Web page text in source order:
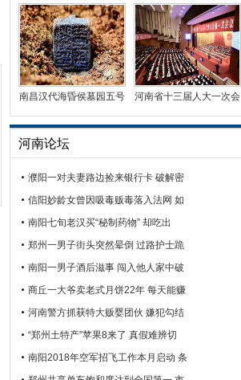
尽呈大漠“冬趣”
声临其境展专业能力
南昌汉代海昏侯墓园五号
河南省十三届人大一次会
河南论坛
濮阳一对夫妻路边捡来银行卡 破解密
信阳妙龄女曾因吸毒贩毒落入法网 如
南阳七旬老汉买“秘制药物” 却吃出
郑州一男子街头突然晕倒 过路护士跪
南阳一男子酒后滋事 闯入他人家中破
商丘一大爷卖老式月饼22年 每天能赚
河南警方抓获特大贩婴团伙 嫌犯勾结
“郑州土特产”苹果8来了 真假难辨切
南阳2018年空军招飞工作本月启动 条